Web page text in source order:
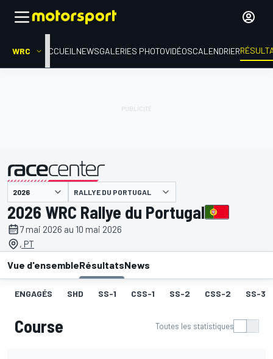
WRC ACCUEIL NEWSGALERIES PHOTOVIDÉOSCALENDRIER
présenté par RALLYE DU PORTUGAL
2026 WRC Rallye du Portugal
7 mai 2026 au 10 mai 2026
, PT
Vue d'ensembleRésultatsNews
ENGAGÉS SHD SS-1 CSS-1 SS-2 CSS-2 SS-3
Course Toutes les statistiques